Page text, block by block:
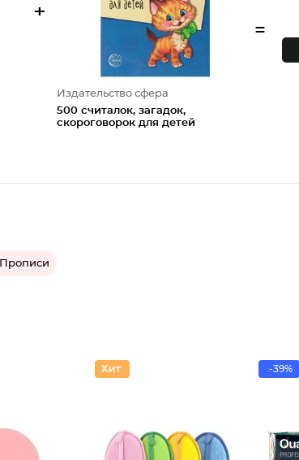
+
Издательство сфера
500 считалок, загадок,
скороговорок для детей
=
Прописи
-39%